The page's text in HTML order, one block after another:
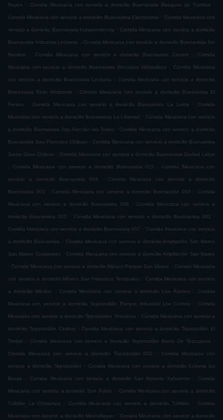
Reyes . Comida Mexicana con servicio a domicilio Buenavista Bosques de Tultitlan .
Comida Mexicana con servicio a domicilio Buenavista Electricistas . Comida Mexicana con
servicio a domicilio Buenavista Independencia . Comida Mexicana con servicio a domicilio
Buenavista Industrial Lecheria . Comida Mexicana con servicio a domicilio Buenavista Sin
Nombre . Comida Mexicana con servicio a domicilio Buenavista Cocem . Comida
Mexicana con servicio a domicilio Buenavista Recursos Hidraulicos . Comida Mexicana
con servicio a domicilio Buenavista Lecheria . Comida Mexicana con servicio a domicilio
Buenavista Bello Horizonte . Comida Mexicana con servicio a domicilio Buenavista El
Fresno . Comida Mexicana con servicio a domicilio Buenavista La Loma . Comida
Mexicana con servicio a domicilio Buenavista La Libertad . Comida Mexicana con servicio
a domicilio Buenavista 2da Sección las Torres . Comida Mexicana con servicio a domicilio
Buenavista San Francisco Chilpan . Comida Mexicana con servicio a domicilio Buenavista
Santa Clara Chilpan . Comida Mexicana con servicio a domicilio Buenavista Ciudad Labor
.
Comida Mexicana con servicio a domicilio Buenavista 015 . Comida Mexicana con
servicio a domicilio Buenavista 004 . Comida Mexicana con servicio a domicilio
Buenavista 001 . Comida Mexicana con servicio a domicilio Buenavista 003 . Comida
Mexicana con servicio a domicilio Buenavista 008 . Comida Mexicana con servicio a
domicilio Buenavista 002 . Comida Mexicana con servicio a domicilio Buenavista 061 .
Comida Mexicana con servicio a domicilio Buenavista 007 . Comida Mexicana con servicio
a domicilio Buenavista . Comida Mexicana con servicio a domicilio Ampliación San Mateo
San Mateo Cuautepec . Comida Mexicana con servicio a domicilio Ampliación San Mateo
. Comida Mexicana con servicio a domicilio México Parque San Mateo . Comida Mexicana
con servicio a domicilio México San Francisco Tenopalco . Comida Mexicana con servicio
a domicilio México . Comida Mexicana con servicio a domicilio Los Álamos . Comida
Mexicana con servicio a domicilio Tepotzotlán Parque Industrial Los Cedros . Comida
Mexicana con servicio a domicilio Tepotzotlán Texcacoa . Comida Mexicana con servicio a
domicilio Tepotzotlán Cedros . Comida Mexicana con servicio a domicilio Tepotzotlán El
Trebol . Comida Mexicana con servicio a domicilio Tepotzotlán Barrio De Tezccacoa .
Comida Mexicana con servicio a domicilio Tepotzotlán 002 . Comida Mexicana con
servicio a domicilio Tepotzotlán . Comida Mexicana con servicio a domicilio Colonia las
Brisas . Comida Mexicana con servicio a domicilio San Antonio Xahuento . Comida
Mexicana con servicio a domicilio San Pablo . Comida Mexicana con servicio a domicilio
Tultitlán La Chinampa . Comida Mexicana con servicio a domicilio Tultitlán . Comida
Mexicana con servicio a domicilio Mexcaltepec . Comida Mexicana con servicio a domicilio